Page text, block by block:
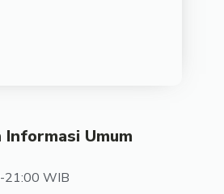
Informasi Umum
21:00 WIB